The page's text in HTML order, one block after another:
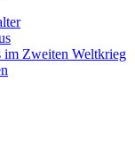
im Zweiten Weltkrieg